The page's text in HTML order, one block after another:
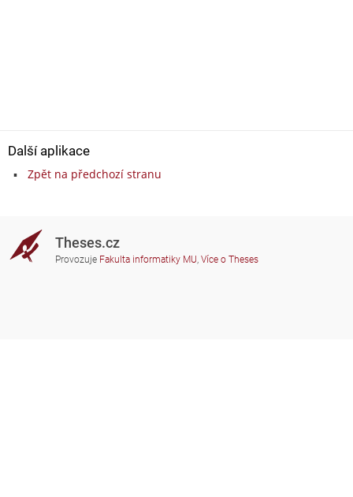
Další aplikace
Zpět na předchozí stranu
Theses.cz
Provozuje Fakulta informatiky MU, Více o Theses